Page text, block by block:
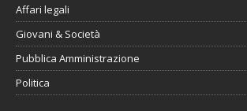
Affari legali
Giovani & Società
Pubblica Amministrazione
Politica